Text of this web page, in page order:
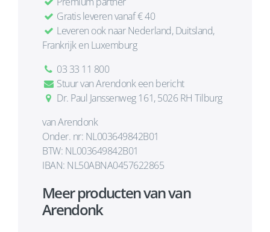
Gratis leveren vanaf € 40
Leveren ook naar Nederland, Duitsland,
Frankrijk en Luxemburg
03 33 11 800
Stuur van Arendonk een bericht
Dr. Paul Janssenweg 161, 5026 RH Tilburg
van Arendonk
Onder. nr: NL003649842B01
BTW: NL003649842B01
IBAN: NL50ABNA0457622865
Meer producten van van
Arendonk